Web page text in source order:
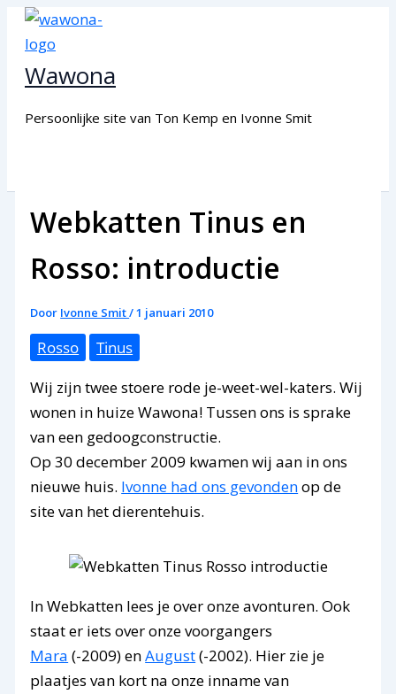
Ga
naar
inhoud
Wawona
Persoonlijke site van Ton Kemp en Ivonne Smit
Webkatten Tinus en
Rosso: introductie
Door Ivonne Smit/1 januari 2010
Rosso
Tinus
Wij zijn twee stoere rode je-weet-wel-katers. Wij
wonen in huize Wawona! Tussen ons is sprake
van een gedoogconstructie.
Op 30 december 2009 kwamen wij aan in ons
nieuwe huis. Ivonne had ons gevondenop de
site van het dierentehuis.
In Webkatten lees je over onze avonturen. Ook
staat er iets over onze voorgangers
Mara (-2009) enAugust(-2002). Hier zie je
plaatjes van kort na onze inname van